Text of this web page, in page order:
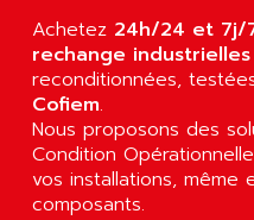
PANELVIEW 1000
NT620C
SIMATIC S5-101
SIMATIC TOUCH
S900 II
S900
AIR
AIR ET
AIR LIQUIDE
AIR SYSTEMS
AIR
AIRBUS
Achetez 24h/24 et 7j/
rechange industrielles
reconditionnées,
Cofiem.
Nous proposons des
Condition
vos installations, même
composants.